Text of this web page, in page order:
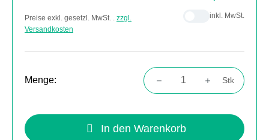
Preise exkl. gesetzl. MwSt. . zzgl.
Versandkosten
inkl. MwSt.
Menge:
Produkt Anzahl: Gib den gewünschten
Stk
In den Warenkorb